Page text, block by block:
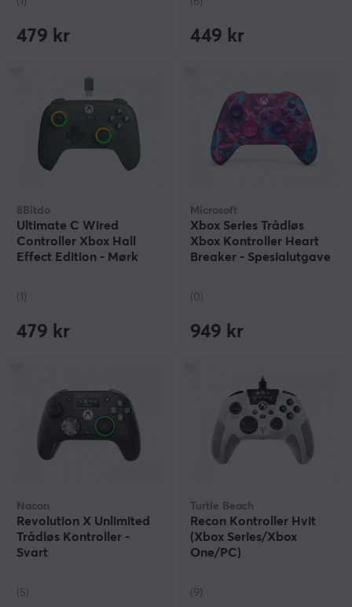
479 kr 449 kr
8Bitdo
Ultimate C Wired
Controller Xbox Hall
Effect Edition - Mørk
(1)
479 kr
Microsoft
Xbox Series Trådløs
Xbox Kontroller Heart
Breaker - Spesialutgave
(0)
949 kr
Nacon
Revolution X Unlimited
Trådløs Kontroller -
Svart
(5)
Turtle Beach
Recon Kontroller Hvit
(Xbox Series/Xbox
One/PC)
(9)